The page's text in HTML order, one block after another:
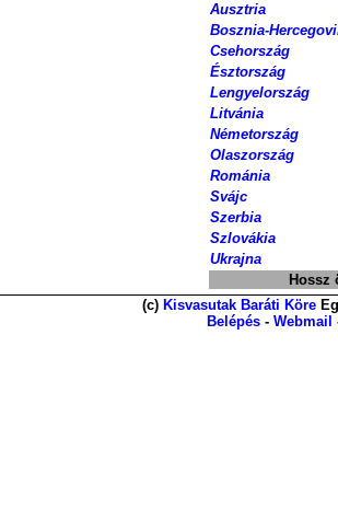
Ausztria
Bosznia-
Csehország
Észtország
Lengyelország
Litvánia
Németország
Olaszország
Románia
Svájc
Szerbia
Szlovákia
Ukrajna
Hossz
(c) Kisvasutak Baráti Köre
Belépés - Webmail